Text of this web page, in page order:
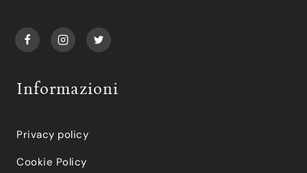
Informazioni
Privacy policy
Cookie Policy